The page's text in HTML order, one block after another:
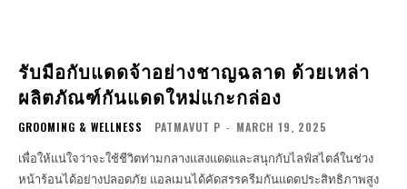
รับมือกับแดดจ้าอย่างชาญฉลาด ด้วยเหล่า
ผลิตภัณฑ์กันแดดใหม่แกะกล่อง
GROOMING & WELLNESS PATMAVUT P - MARCH 19, 2025
เพื่อให้แน่ใจว่าจะใช้ชีวิตท่ามกลางแสงแดดและสนุกกับไลฟ์สไตล์ในช่วง
หน้าร้อนได้อย่างปลอดภัย แอลเมนได้คัดสรรครีมกันแดดประสิทธิภาพสูง